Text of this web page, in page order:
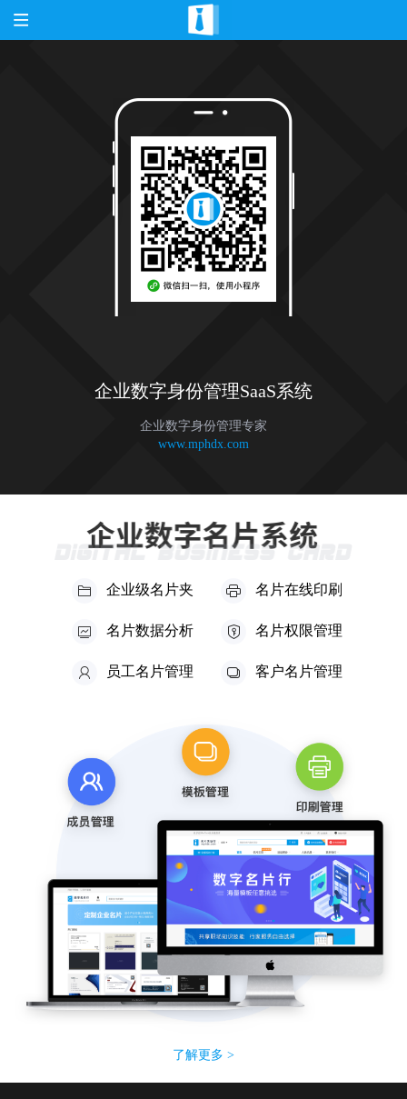
企业数字身份管理SaaS系统
企业数字身份管理专家
www.mphdx.com
企业级名片夹 名片在线印刷
名片数据分析 名片权限管理
员工名片管理 客户名片管理
了解更多 >